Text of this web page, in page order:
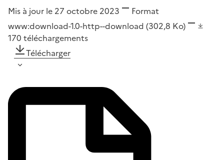
Mis à jour le 27 octobre 2023
Format
www:download-1.0-http--download (302,8 Ko)
170 téléchargements
Télécharger